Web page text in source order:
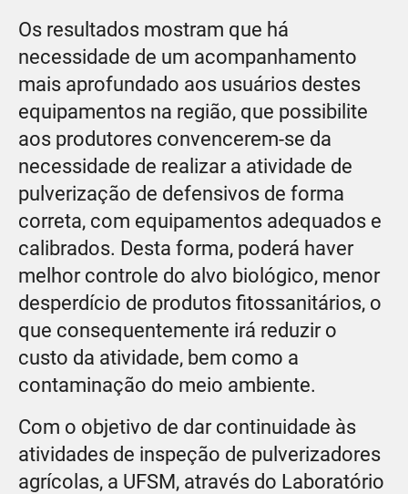
Os resultados mostram que há
necessidade de um acompanhamento
mais aprofundado aos usuários destes
equipamentos na região, que possibilite
aos produtores convencerem-se da
necessidade de realizar a atividade de
pulverização de defensivos de forma
correta, com equipamentos adequados e
calibrados. Desta forma, poderá haver
melhor controle do alvo biológico, menor
desperdício de produtos fitossanitários, o
que consequentemente irá reduzir o
custo da atividade, bem como a
contaminação do meio ambiente.
Com o objetivo de dar continuidade às
atividades de inspeção de pulverizadores
agrícolas, a UFSM, através do Laboratório